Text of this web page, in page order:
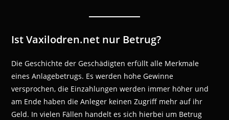
Ist Vaxilodren.net nur Betrug?
Die Geschichte der Geschädigten erfüllt alle Merkmale
eines Anlagebetrugs. Es werden hohe Gewinne
versprochen, die Einzahlungen werden immer höher und
am Ende haben die Anleger keinen Zugriff mehr auf ihr
Geld. In vielen Fällen handelt es sich hierbei um Betrug